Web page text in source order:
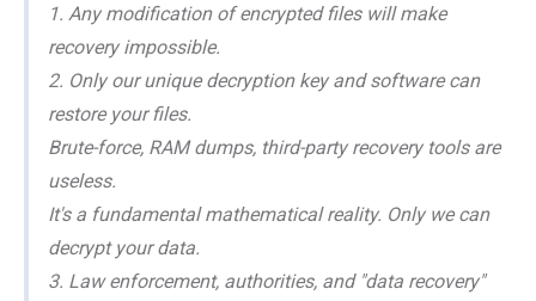
1. Any modification of encrypted files will make
recovery impossible.
2. Only our unique decryption key and software can
restore your files.
Brute-force, RAM dumps, third-party recovery tools are
useless.
It's a fundamental mathematical reality. Only we can
decrypt your data.
3. Law enforcement, authorities, and "data recovery"